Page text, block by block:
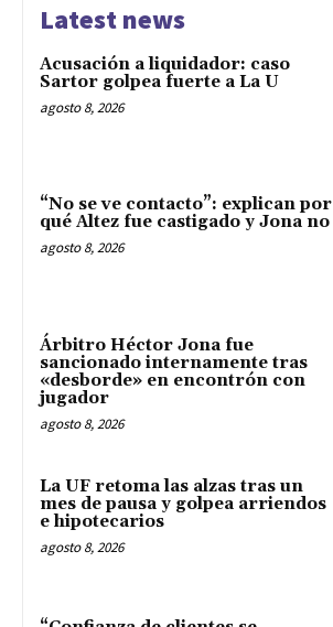
Latest news
Acusación a liquidador: caso
Sartor golpea fuerte a La U
agosto 8, 2026
“No se ve contacto”: explican por
qué Altez fue castigado y Jona no
agosto 8, 2026
Árbitro Héctor Jona fue
sancionado internamente tras
«desborde» en encontrón con
jugador
agosto 8, 2026
La UF retoma las alzas tras un
mes de pausa y golpea arriendos
e hipotecarios
agosto 8, 2026